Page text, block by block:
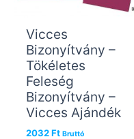
Vicces
Bizonyítvány –
Tökéletes
Feleség
Bizonyítvány –
Vicces Ajándék
2032Ft Bruttó